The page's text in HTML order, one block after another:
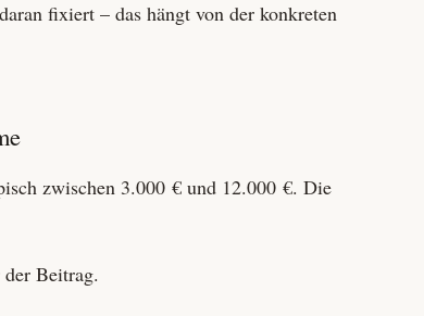
fixiert – das hängt von der konkreten
zwischen 3.000 € und 12.000 €. Die
Beitrag.